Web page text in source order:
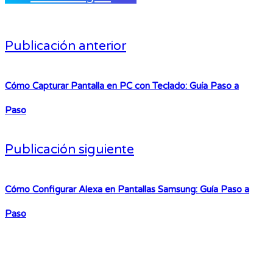
Publicación anterior
Cómo Capturar Pantalla en PC con Teclado: Guía Paso a
Paso
Publicación siguiente
Cómo Configurar Alexa en Pantallas Samsung: Guía Paso a
Paso